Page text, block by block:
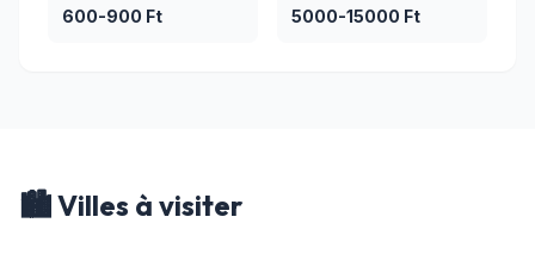
600-900 Ft
5000-15000 Ft
🏙️ Villes à visiter